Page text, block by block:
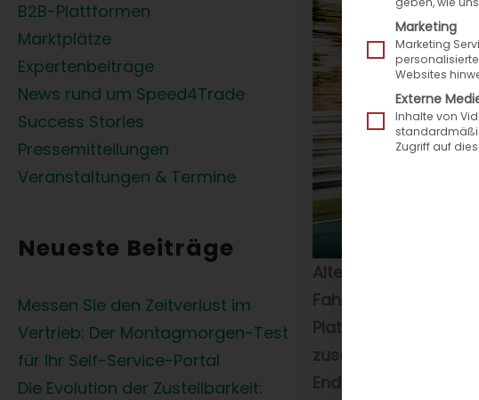
B2B-Plattformen
Marktplätze
Expertenbeiträge
News rund um Speed4Trade
Success Stories
Pressemitteilungen
Veranstaltungen & Termine
Neueste Beiträge
Messen Sie den Zeitverlust im
Vertrieb: Der Montagmorgen-Test
für Ihr Self-Service-Portal
Die Evolution der Zustellbarkeit:
Altenstadt,
Fahrwerken und
Plattform
zusammen, hat
Endkundenkontakt.
Marketing
Marketing
Websites
Externe
Inhalte von
Zugriff auf